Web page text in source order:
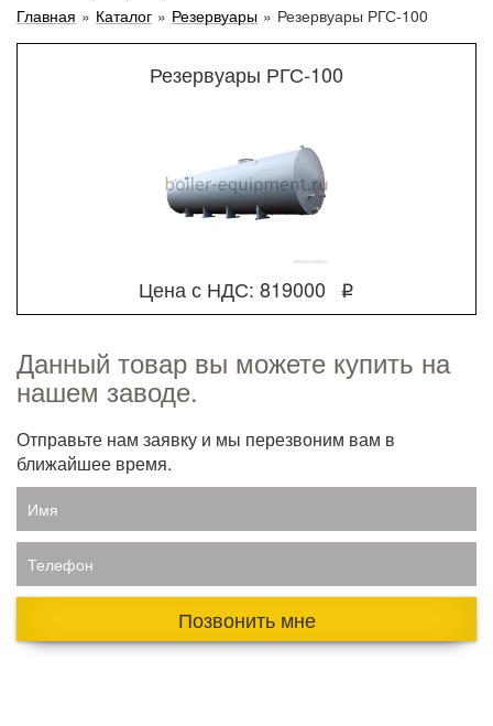
Главная » Каталог » Резервуары » Резервуары РГС-100
Резервуары РГС-100
Цена с НДС: 819000 q
Данный товар вы можете купить на
нашем заводе.
Отправьте нам заявку и мы перезвоним вам в
ближайшее время.
Имя
Телефон
Позвонить мне